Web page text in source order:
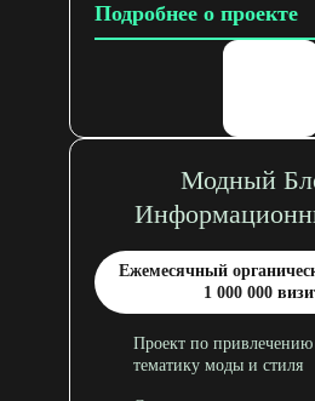
Подробнее о проекте
Модный
Ежемесячный
1 000 000
Проект по привлечению
тематику моды и стиля